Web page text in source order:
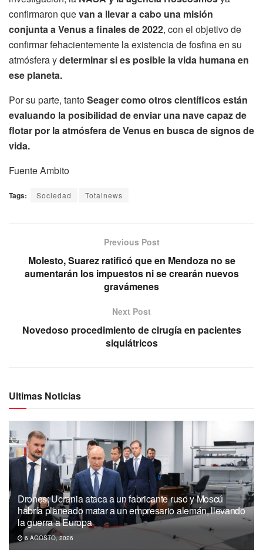
confirmaron quevan a llevar a cabo una misión
conjunta a Venus a finales de 2022, con el objetivo de
confirmar fehacientemente la existencia de fosfina en su
atmósfera ydeterminar si es posible la vida humana en
ese planeta.
Por su parte, tantoSeager como otros científicos están
evaluando la posibilidad de enviar una nave capaz de
flotar por la atmósfera de Venus en busca de signos de
vida.
Fuente Ambito
Tags: Sociedad Totalnews
Previous Post
Molesto, Suarez ratificó que en Mendoza no se
aumentarán los impuestos ni se crearán nuevos
gravámenes
Next Post
Novedoso procedimiento de cirugía en pacientes
siquiátricos
Ultimas Noticias
Drones: Ucrania ataca a un fabricante ruso y Moscú
habría planeado matar a un empresario alemán, llevando
la guerra a Europa
6 AGOSTO, 2026